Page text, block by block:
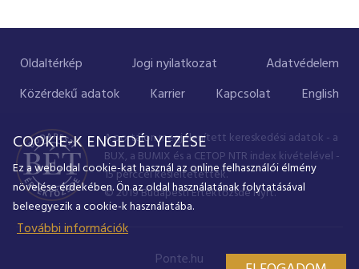
Oldaltérkép Jogi nyilatkozat
Adatvédelem
Közérdekű adatok
Karrier Kapcsolat English
A portálon megjelenített kereskedési adatok - a
BUX, a BUMIX és a CETOP NTR index kivételével -
15 perccel késleltetettek.
© 2019 Budapesti Értéktőzsde Nyrt.
Ponte.hu
COOKIE-K ENGEDÉLYEZÉSE
Ez a weboldal cookie-kat használ az online felhasználói élmény
növelése érdekében. Ön az oldal használatának folytatásával
beleegyezik a cookie-k használatába.
További információk